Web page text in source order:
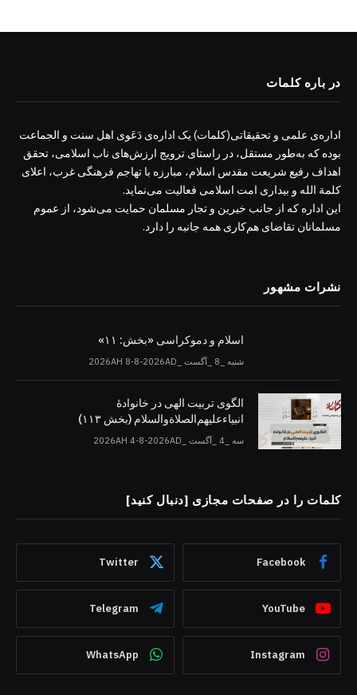
در باره کلمات
اداره‌ی علمی و تحقیقاتی(کلمات) یک اداره‌ی دَعَوی اهل سنت و الجماعت
بوده که به‌طور مستقل، در راستای ترویج ارزش‌های ناب اسلامی، تحقق
اهداف رفیع شریعت مقدس اسلام، مبارزه با تهاجم فرهنگی غرب، اعلای
کلمة الله و بیداری امت اسلامی فعالیت می‌نماید.
این اداره که از جانب خیرین و تجار مسلمان حمایت می‌شود، از عموم
مسلمانان تقاضای هم‌کاری همه جانبه را دارد.
نشرات مشهور
اسلام و دموکراسی «بخش: ۱۱»
شنبه _8 _آگست _2026AH 8-8-2026AD
الگوی تربیت الهی در خانوادۀ
انبیاءعلیهم‌الصلاةو‌السلام (بخش ۱۱۳)
سه _4 _آگست _2026AH 4-8-2026AD
کلمات را در صفحات مجازی [دنبال کنید]
Facebook
Twitter
YouTube
Telegram
Instagram
WhatsApp